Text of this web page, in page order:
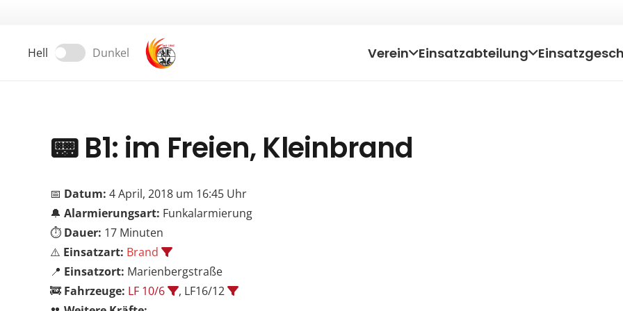
Hell Dunkel Verein Einsatzabteilung
📟B1: im Freien, Kleinbrand
📅 Datum: 4 April, 2018 um 16:45 Uhr
🔔 Alarmierungsart: Funkalarmierung
⏱️ Dauer: 17 Minuten
⚠️ Einsatzart: Brand
📍 Einsatzort: Marienbergstraße
🚒 Fahrzeuge: LF 10/6
, LF16/12